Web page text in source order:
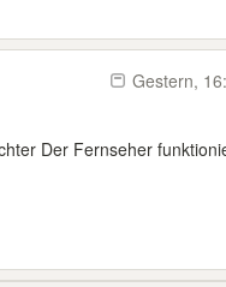
Gestern,
Der Fernseher